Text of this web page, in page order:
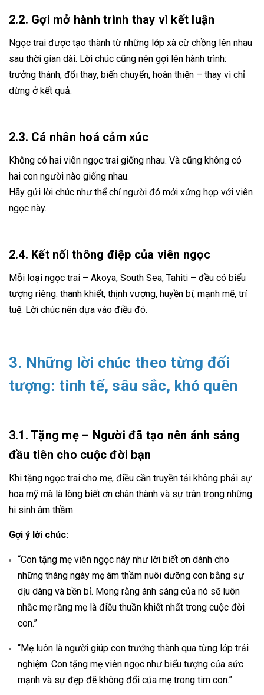
2.2. Gợi mở hành trình thay vì kết luận
Ngọc trai được tạo thành từ những lớp xà cừ chồng lên nhau
sau thời gian dài. Lời chúc cũng nên gợi lên hành trình:
trưởng thành, đổi thay, biến chuyển, hoàn thiện – thay vì chỉ
dừng ở kết quả.
2.3. Cá nhân hoá cảm xúc
Không có hai viên ngọc trai giống nhau. Và cũng không có
hai con người nào giống nhau.
Hãy gửi lời chúc như thể chỉ người đó mới xứng hợp với viên
ngọc này.
2.4. Kết nối thông điệp của viên ngọc
Mỗi loại ngọc trai – Akoya, South Sea, Tahiti – đều có biểu
tượng riêng: thanh khiết, thịnh vượng, huyền bí, mạnh mẽ, trí
tuệ. Lời chúc nên dựa vào điều đó.
3. Những lời chúc theo từng đối
tượng: tinh tế, sâu sắc, khó quên
3.1. Tặng mẹ – Người đã tạo nên ánh sáng
đầu tiên cho cuộc đời bạn
Khi tặng ngọc trai cho mẹ, điều cần truyền tải không phải sự
hoa mỹ mà là lòng biết ơn chân thành và sự trân trọng những
hi sinh âm thầm.
Gợi ý lời chúc:
“Con tặng mẹ viên ngọc này như lời biết ơn dành cho
những tháng ngày mẹ âm thầm nuôi dưỡng con bằng sự
dịu dàng và bền bỉ. Mong rằng ánh sáng của nó sẽ luôn
nhắc mẹ rằng mẹ là điều thuần khiết nhất trong cuộc đời
con.”
“Mẹ luôn là người giúp con trưởng thành qua từng lớp trải
nghiệm. Con tặng mẹ viên ngọc như biểu tượng của sức
mạnh và sự đẹp đẽ không đổi của mẹ trong tim con.”